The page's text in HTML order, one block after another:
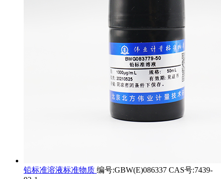
铅标准溶液标准物质 编号:GBW(E)086337 CAS号:7439-